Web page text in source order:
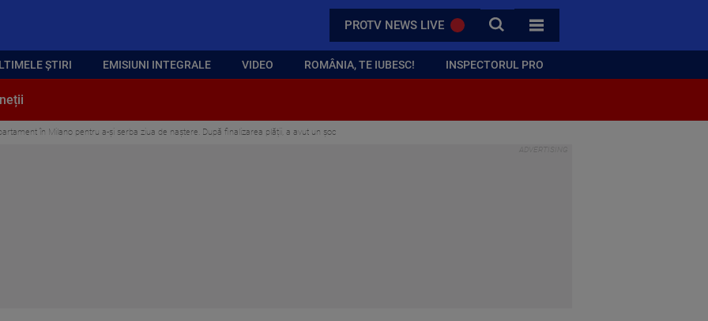
PROTV NEWS LIVE CAUTA
TOATE CATEGORIILE
ȘTIRI EMISIUNI INTEGRALE VIDEO ROMÂNIA, TE IUBESC! INSPECTORUL PRO
în Milano pentru a-și serba ziua de naștere. După finalizarea plății, a avut un șoc